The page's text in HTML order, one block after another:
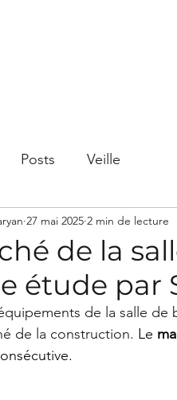
Posts Veille
de la
étude par
27 mai 2025 2 min de lecture
de la salle
de la construction. Le